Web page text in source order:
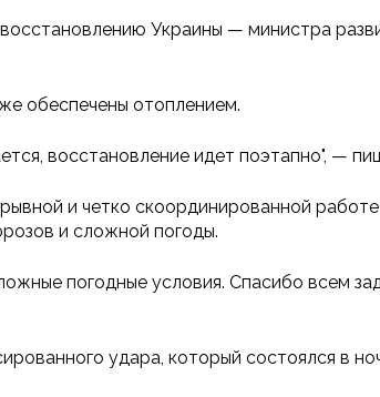
Украины — министра
обеспечены отоплением.
восстановление идет поэтапно", —
и четко скоординированной
и сложной погоды.
погодные условия. Спасибо всем
удара, который состоялся в